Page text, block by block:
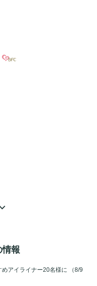
158
ジ 236
情報
めアイライナー20名様に
（8/9